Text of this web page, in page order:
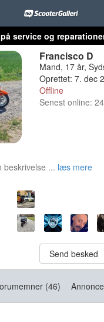
service og
Francisco D
Mand, 17 år,
Oprettet: 7. dec
Offline
Senest online:
beskrivelse ... læs mere
Send besked
(46)